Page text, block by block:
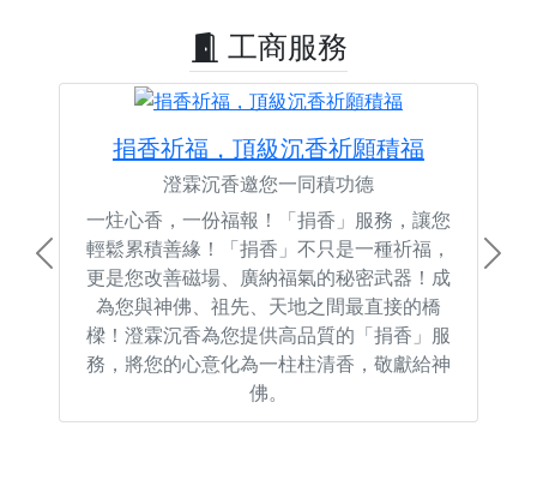
工商服務
捐香祈福，頂級沉香祈願積福
澄霖沉香邀您一同積功德
一炷心香，一份福報！「捐香」服務，讓您
輕鬆累積善緣！「捐香」不只是一種祈福，
更是您改善磁場、廣納福氣的秘密武器！成
為您與神佛、祖先、天地之間最直接的橋
樑！澄霖沉香為您提供高品質的「捐香」服
務，將您的心意化為一柱柱清香，敬獻給神
佛。
Previous Next